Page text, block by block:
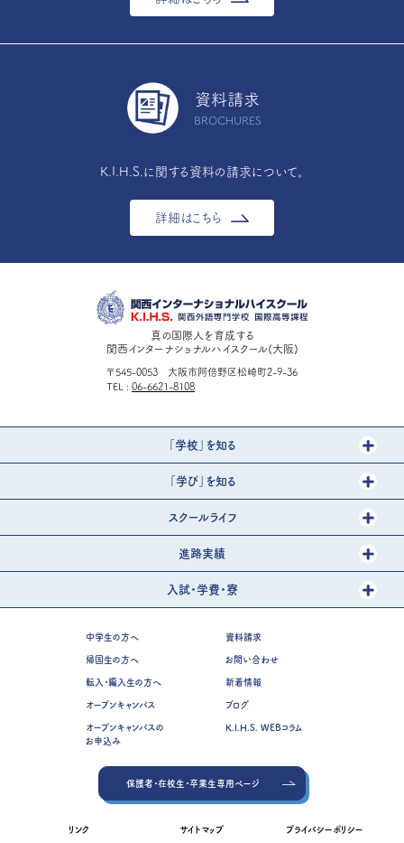
資料請求
BROCHURES
K.I.H.S.に関する資料の請求について。
詳細はこちら
真の国際人を育成する
関西インターナショナルハイスクール(大阪)
〒545-0053 大阪市阿倍野区松崎町2-9-36
TEL
06-6621-8108
「学校」を知る
「学び」を知る
スクールライフ
進路実績
入試・学費・寮
中学生の方へ
帰国生の方へ
転入・編入生の方へ
オープンキャンパス
オープンキャンパスの
お申込み
資料請求
お問い合わせ
新着情報
ブログ
K.I.H.S. WEBコラム
保護者・在校生・卒業生専用ページ
リンク サイトマップ プライバシーポリシー